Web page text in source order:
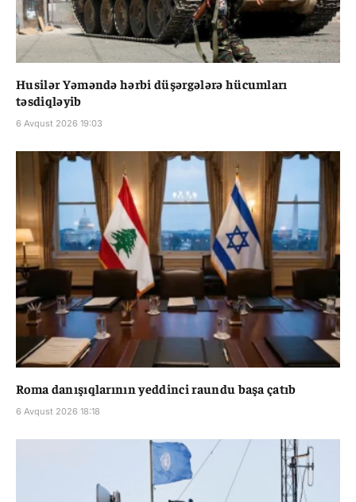
Husilər Yəməndə hərbi düşərgələrə hücumları
təsdiqləyib
6 Avqust 2026 19:03
Roma danışıqlarının yeddinci raundu başa çatıb
6 Avqust 2026 18:18